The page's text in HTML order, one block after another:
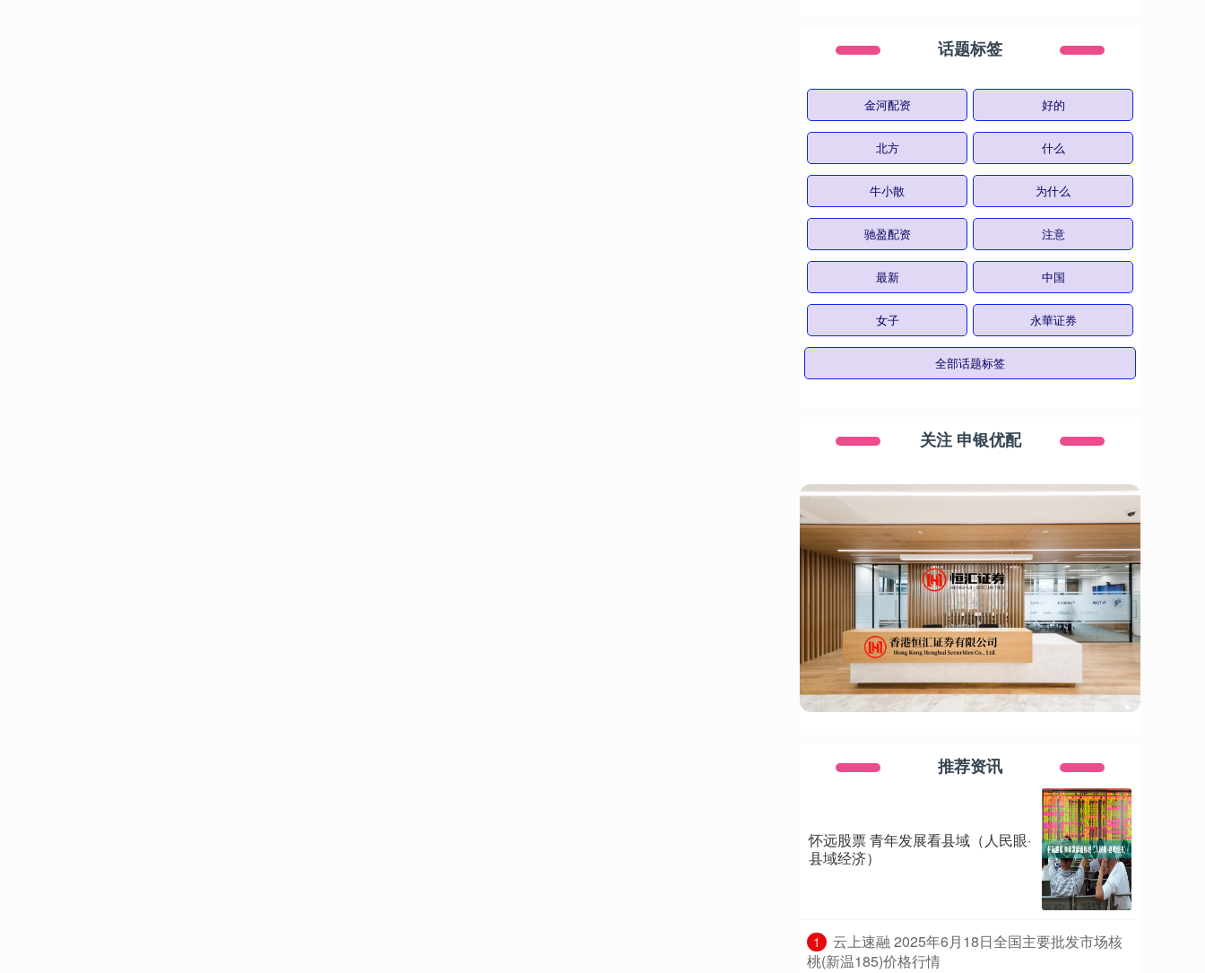
话题标签
金河配资 好的
北方 什么
牛小散 为什么
驰盈配资 注意
最新 中国
女子 永華证券
全部话题标签
关注 申银优配
推荐资讯
怀远股票 青年发展看县域（人民眼·
县域经济）
1
​云上速融 2025年6月18日全国主要批发市场核
桃(新温185)价格行情